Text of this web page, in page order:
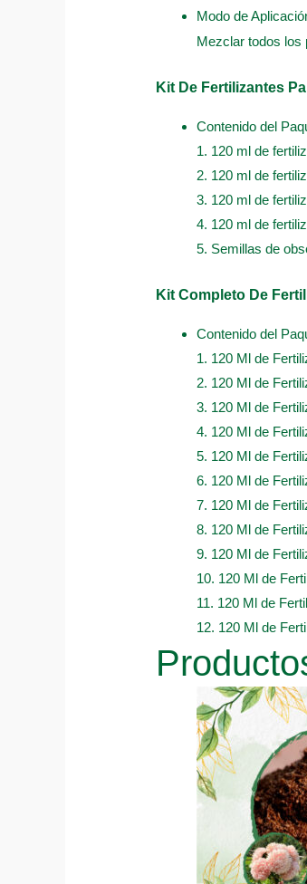
Modo de
Mezclar todos los
Kit De Fertilizantes
Contenido del
1. 120 ml de
2. 120 ml de
3. 120 ml de
4. 120 ml de
5. Semillas de
Kit Completo De
Contenido del
1. 120 Ml de
2. 120 Ml de
3. 120 Ml de
4. 120 Ml de
5. 120 Ml de
6. 120 Ml de
7. 120 Ml de
8. 120 Ml de
9. 120 Ml de
10. 120 Ml de
11. 120 Ml de
12. 120 Ml de